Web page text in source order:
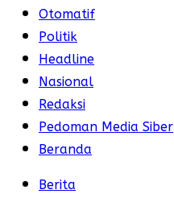
Otomatif
Politik
Headline
Nasional
Redaksi
Pedoman Media Siber
Beranda
Berita